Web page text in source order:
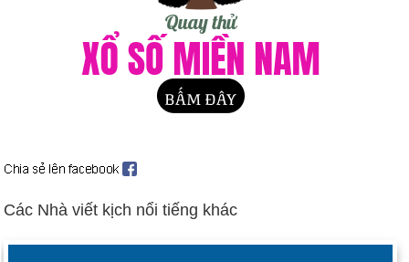
sóng trên đài phát thanh trên đài WEAF ở thành phố New York.
Quảng cáo 10 phút cho Công ty Queensboro Realty có giá 100
Ngày 28-8 năm 1955:Emmett Till, một thiếu niên da đen đến
từ Chicago, đã bị bắt cóc bởi những người đàn ông da trắng
Ngày 28-8 năm 1963:
phát biểu nổi tiếng "Tôi có một giấc mơ" tại Đài tưởng niệm
Các Nhà viết kịch nổi tiếng khác